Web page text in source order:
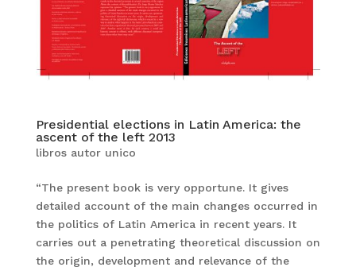
Presidential elections in Latin America: the
ascent of the left 2013
libros autor unico
“The present book is very opportune. It gives
detailed account of the main changes occurred in
the politics of Latin America in recent years. It
carries out a penetrating theoretical discussion on
the origin, development and relevance of the